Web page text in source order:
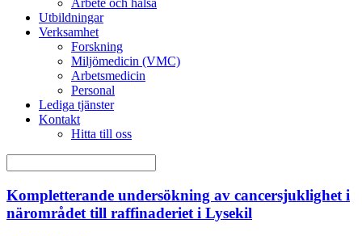
Arbete och hälsa
Utbildningar
Verksamhet
Forskning
Miljömedicin (VMC)
Arbetsmedicin
Personal
Lediga tjänster
Kontakt
Hitta till oss
Kompletterande undersökning av cancersjuklighet i
närområdet till raffinaderiet i Lysekil